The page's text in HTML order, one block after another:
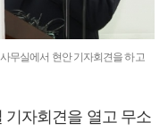
무실에서 현안 기자회견을 하고
기자회견을 열고 무소